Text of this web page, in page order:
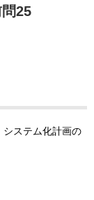
25
システム化計画の